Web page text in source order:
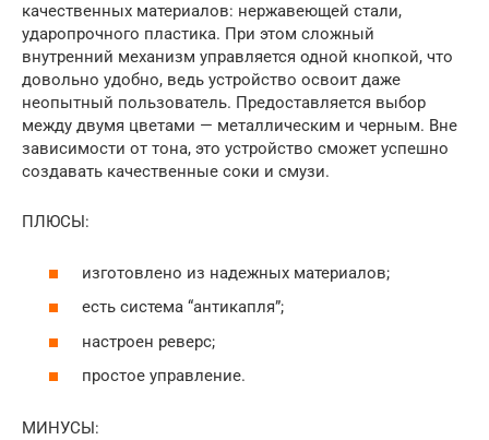
качественных материалов: нержавеющей стали,
ударопрочного пластика. При этом сложный
внутренний механизм управляется одной кнопкой, что
довольно удобно, ведь устройство освоит даже
неопытный пользователь. Предоставляется выбор
между двумя цветами — металлическим и черным. Вне
зависимости от тона, это устройство сможет успешно
создавать качественные соки и смузи.
ПЛЮСЫ:
изготовлено из надежных материалов;
есть система “антикапля”;
настроен реверс;
простое управление.
МИНУСЫ: